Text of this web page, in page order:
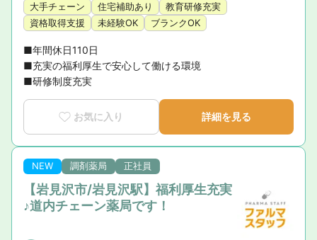
大手チェーン
住宅補助あり
教育研修充実
資格取得支援
未経験OK ブランクOK
■年間休日110日
■充実の福利厚生で安心して働ける環境
■研修制度充実
お気に入り 詳細を見る
NEW 調剤薬局 正社員
【岩見沢市/岩見沢駅】福利厚生充実
♪道内チェーン薬局です！